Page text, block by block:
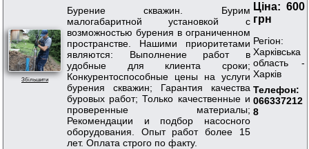
Збільшити
Бурение скважин. Бурим
малогабаритной установкой с
возможностью бурения в ограниченном
пространстве. Нашими приоритетами
являются: Выполнение работ в
удобные для клиента сроки;
Конкурентоспособные цены на услуги
бурения скважин; Гарантия качества
буровых работ; Только качественные и
проверенные материалы;
Рекомендации и подбор насосного
оборудования. Опыт работ более 15
лет. Оплата строго по факту.
Ціна: 600
грн
Регіон:
Харківська
область -
Харків
Телефон:
066337212
8